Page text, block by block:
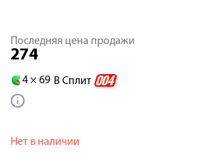
Последняя цена продажи
274
4 × 69 В Сплит
Нет в наличии